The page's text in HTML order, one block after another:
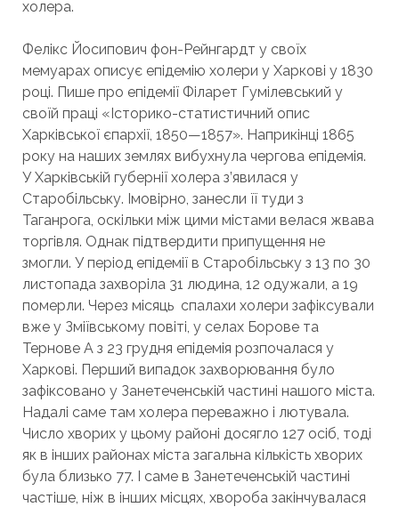
холера.
Фелікс Йосипович фон-Рейнгардт у своїх
мемуарах описує епідемію холери у Харкові у 1830
році. Пише про епідемії Філарет Гумілевський у
своїй праці «Історико-статистичний опис
Харківської єпархії, 1850—1857». Наприкінці 1865
року на наших землях вибухнула чергова епідемія.
У Харківській губернії холера з’явилася у
Старобільську. Імовірно, занесли її туди з
Таганрога, оскільки між цими містами велася жвава
торгівля. Однак підтвердити припущення не
змогли. У період епідемії в Старобільську з 13 по 30
листопада захворіла 31 людина, 12 одужали, а 19
померли. Через місяць спалахи холери зафіксували
вже у Зміївському повіті, у селах Борове та
Тернове А з 23 грудня епідемія розпочалася у
Харкові. Перший випадок захворювання було
зафіксовано у Занетеченській частині нашого міста.
Надалі саме там холера переважно і лютувала.
Число хворих у цьому районі досягло 127 осіб, тоді
як в інших районах міста загальна кількість хворих
була близько 77. І саме в Занетеченській частині
частіше, ніж в інших місцях, хвороба закінчувалася